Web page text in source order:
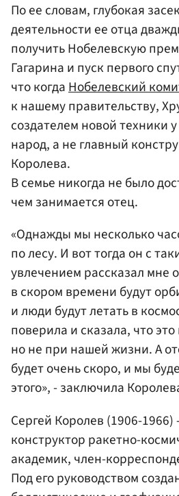
По ее словам, глубокая
деятельности ее отца
получить Нобелевскую
Гагарина и пуск первого
что когдаНобелевский
к нашему правительству,
создателем новой техники
народ, а не главный
Королева.
В семье никогда не было
чем занимается отец.
«Однажды мы несколько
по лесу. И вот тогда он с
увлечением рассказал мне
в скором времени будут
и люди будут летать в
поверила и сказала, что
но не при нашей жизни. А
будет очень скоро, и мы
этого», - заключила
Сергей Королев (1906-1966)
конструктор ракетно-
академик, член-
Под его руководством